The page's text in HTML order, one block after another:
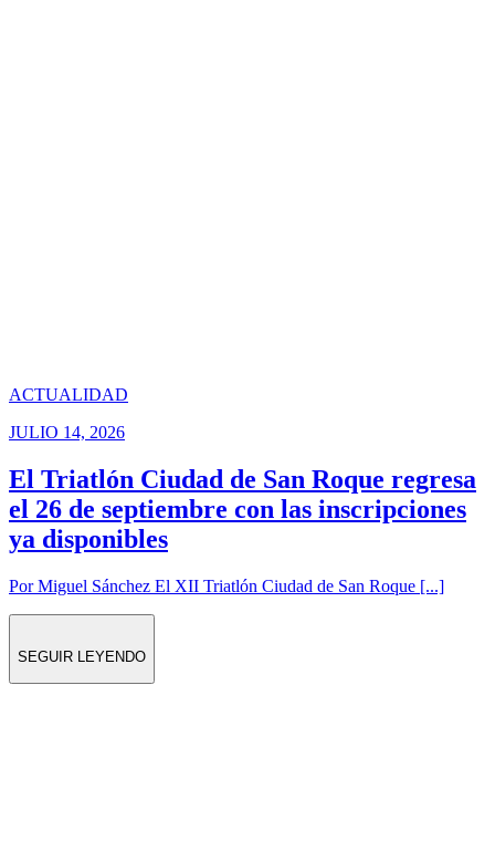
ACTUALIDAD
JULIO 14, 2026
El Triatlón Ciudad de San Roque regresa
el 26 de septiembre con las inscripciones
ya disponibles
Por Miguel Sánchez El XII Triatlón Ciudad de San Roque [...]
SEGUIR LEYENDO